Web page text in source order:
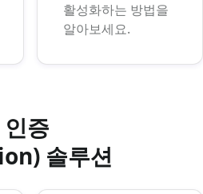
활성화하는 방법을
알아보세요.
증
솔루션